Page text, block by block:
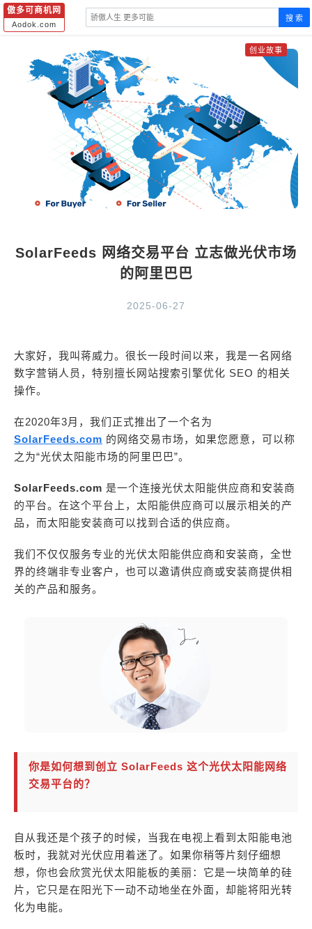
傲多可商机网
Aodok.com
搜 索
创业故事
SolarFeeds 网络交易平台 立志做光伏市场
的阿里巴巴
2025-06-27
大家好，我叫蒋威力。很长一段时间以来，我是一名网络
数字营销人员，特别擅长网站搜索引擎优化 SEO 的相关
操作。
在2020年3月，我们正式推出了一个名为
SolarFeeds.com 的网络交易市场，如果您愿意，可以称
之为“光伏太阳能市场的阿里巴巴”。
SolarFeeds.com 是一个连接光伏太阳能供应商和安装商
的平台。在这个平台上，太阳能供应商可以展示相关的产
品，而太阳能安装商可以找到合适的供应商。
我们不仅仅服务专业的光伏太阳能供应商和安装商，全世
界的终端非专业客户，也可以邀请供应商或安装商提供相
关的产品和服务。
你是如何想到创立 SolarFeeds 这个光伏太阳能网络
交易平台的？
自从我还是个孩子的时候，当我在电视上看到太阳能电池
板时，我就对光伏应用着迷了。如果你稍等片刻仔细想
想，你也会欣赏光伏太阳能板的美丽：它是一块简单的硅
片，它只是在阳光下一动不动地坐在外面，却能将阳光转
化为电能。